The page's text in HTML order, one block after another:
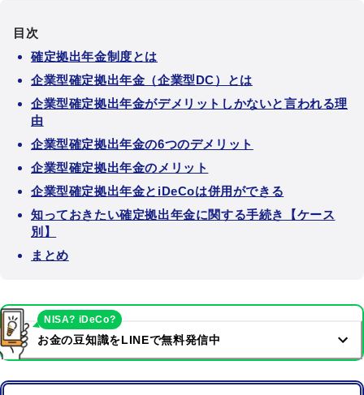
目次
確定拠出年金制度とは
企業型確定拠出年金（企業型DC）とは
企業型確定拠出年金がデメリットしかないと言われる理
由
企業型確定拠出年金の6つのデメリット
企業型確定拠出年金のメリット
企業型確定拠出年金とiDeCoは併用ができる
知っておきたい確定拠出年金に関する手続き【ケース
別】
まとめ
お金の豆知識をLINEで無料発信中
NISA? iDeCo?